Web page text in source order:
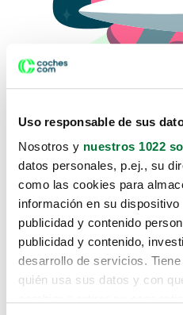
Uso responsable de sus
Nosotros y nuestros 1022
datos personales, p.ej., su
como las cookies para
información en su
publicidad y contenido
publicidad y contenido,
desarrollo de servicios.
quién usa sus datos y con
Lo sentimos, no
te hemos traido
Pero puedes encontrar el
buscando en alguno de